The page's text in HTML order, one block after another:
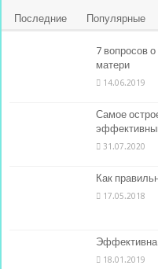
Последние Популярные
7 вопросов
матери
14.06.2019
Самое
31.07.2020
Как
17.05.2018
Эффективна
18.01.2019